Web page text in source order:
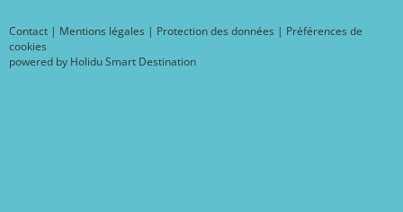
Contact | Mentions légales | Protection des données | Préférences de
cookies
powered by Holidu Smart Destination